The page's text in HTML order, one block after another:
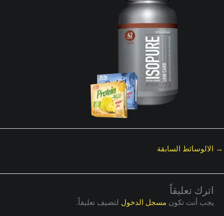
→ الالوسائط السابقة
اترك تعليقاً
يجب أنت تكون مسجل الدخول لتضيف تعليقاً.